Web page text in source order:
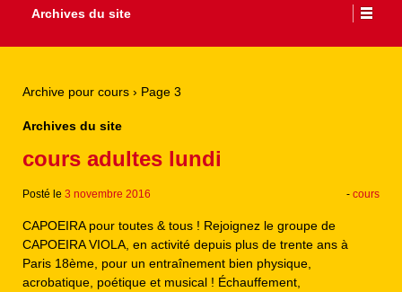
Archives du site
Archive pour cours › Page 3
Archives du site
cours adultes lundi
Posté le 3 novembre 2016 - cours
CAPOEIRA pour toutes & tous ! Rejoignez le groupe de
CAPOEIRA VIOLA, en activité depuis plus de trente ans à
Paris 18ème, pour un entraînement bien physique,
acrobatique, poétique et musical ! Échauffement,